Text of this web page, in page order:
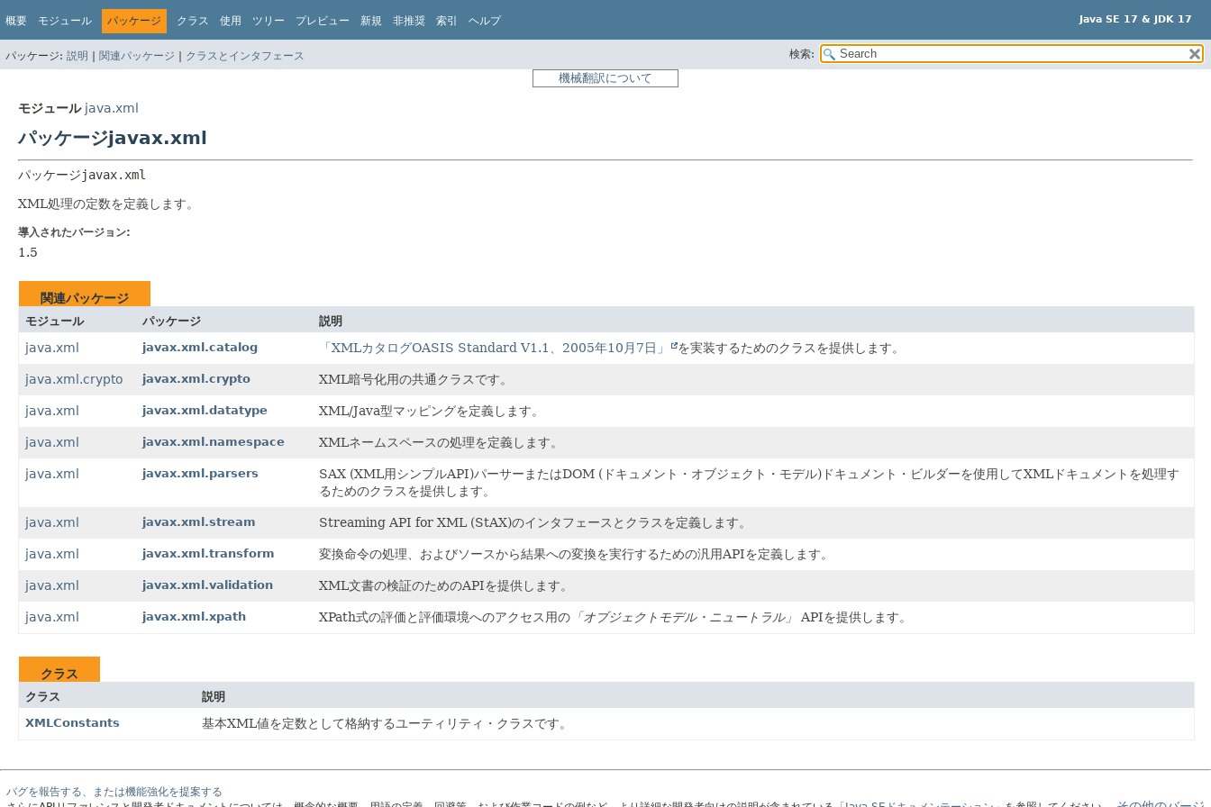
Java SE 17 & JDK 17
概要 モジュール パッケージ クラス 使用 ツリー プレビュー 新規 非推奨 索引 ヘルプ
パッケージ: 説明 | 関連パッケージ | クラスとインタフェース 検索:
機械翻訳について
モジュール java.xml
パッケージjavax.xml
パッケージjavax.xml
XML処理の定数を定義します。
導入されたバージョン:
1.5
関連パッケージ
モジュール パッケージ 説明
java.xml javax.xml.catalog 「XMLカタログOASIS Standard V1.1、2005年10月7日」 を実装するためのクラスを提供します。
java.xml.crypto javax.xml.crypto XML暗号化用の共通クラスです。
java.xml javax.xml.datatype XML/Java型マッピングを定義します。
java.xml javax.xml.namespace XMLネームスペースの処理を定義します。
java.xml javax.xml.parsers
SAX (XML用シンプルAPI)パーサーまたはDOM (ドキュメント・オブジェクト・モデル)ドキュメント・ビルダーを使用してXMLドキュメントを処理す
るためのクラスを提供します。
java.xml javax.xml.stream Streaming API for XML (StAX)のインタフェースとクラスを定義します。
java.xml javax.xml.transform 変換命令の処理、およびソースから結果への変換を実行するための汎用APIを定義します。
java.xml javax.xml.validation XML文書の検証のためのAPIを提供します。
java.xml javax.xml.xpath XPath式の評価と評価環境へのアクセス用の「オブジェクトモデル・ニュートラル」 APIを提供します。
クラス
クラス
説明
XMLConstants
基本XML値を定数として格納するユーティリティ・クラスです。
バグを報告する、または機能強化を提案する